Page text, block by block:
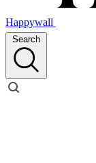
Happywall
Search